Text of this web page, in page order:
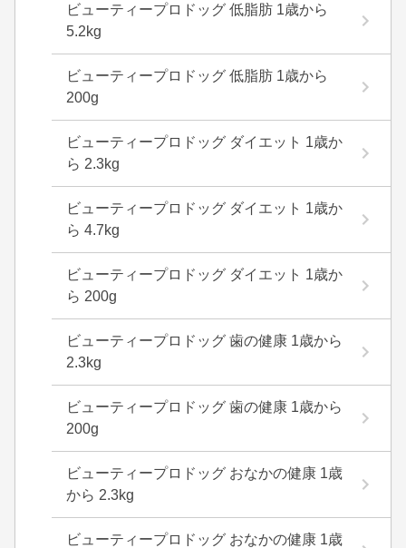
ビューティープロドッグ 低脂肪 1歳から
5.2kg
ビューティープロドッグ 低脂肪 1歳から
200g
ビューティープロドッグ ダイエット 1歳か
ら 2.3kg
ビューティープロドッグ ダイエット 1歳か
ら 4.7kg
ビューティープロドッグ ダイエット 1歳か
ら 200g
ビューティープロドッグ 歯の健康 1歳から
2.3kg
ビューティープロドッグ 歯の健康 1歳から
200g
ビューティープロドッグ おなかの健康 1歳
から 2.3kg
ビューティープロドッグ おなかの健康 1歳